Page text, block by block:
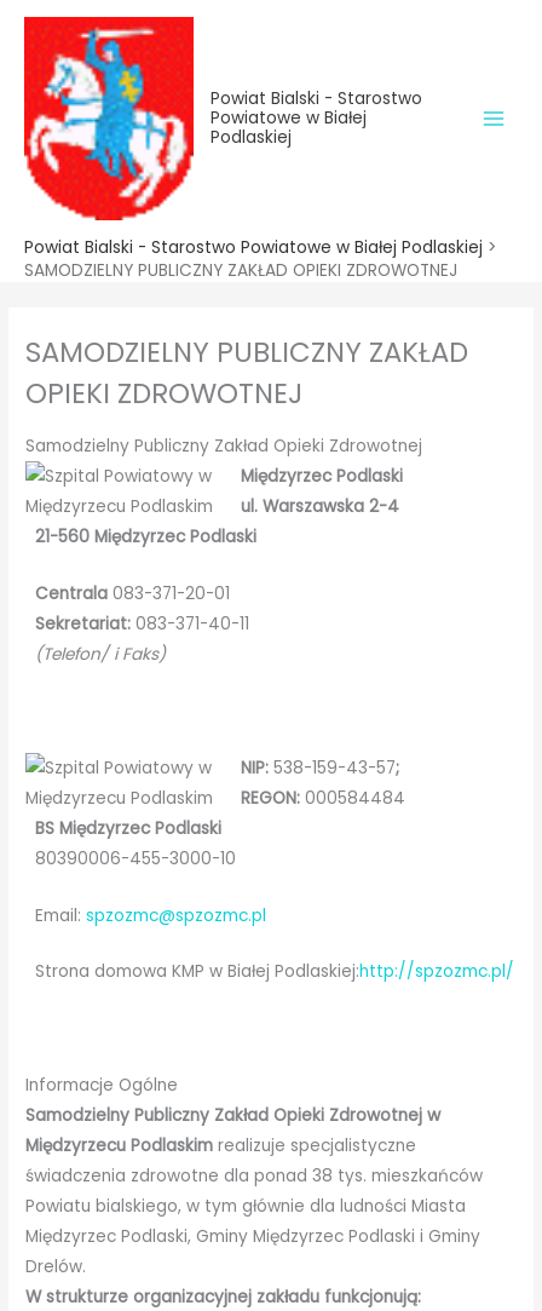
treści
Przejdź
treści
Powiat Bialski - Starostwo
Powiatowe w Białej
Podlaskiej
Powiat Bialski - Starostwo Powiatowe w Białej Podlaskiej >
SAMODZIELNY PUBLICZNY ZAKŁAD OPIEKI ZDROWOTNEJ
SAMODZIELNY PUBLICZNY ZAKŁAD
OPIEKI ZDROWOTNEJ
Samodzielny Publiczny Zakład Opieki Zdrowotnej
Międzyrzec Podlaski
ul. Warszawska 2-4
21-560 Międzyrzec Podlaski
Centrala083-371-20-01
Sekretariat:083-371-40-11
(Telefon/ i Faks)
NIP: 538-159-43-57;
REGON: 000584484
BS Międzyrzec Podlaski
80390006-455-3000-10
Email:spzozmc@spzozmc.pl
Strona domowa KMP w Białej Podlaskiej:http://spzozmc.pl/
Informacje Ogólne
Samodzielny Publiczny Zakład Opieki Zdrowotnej w
Międzyrzecu Podlaskim realizuje specjalistyczne
świadczenia zdrowotne dla ponad 38 tys. mieszkańców
Powiatu bialskiego, w tym głównie dla ludności Miasta
Międzyrzec Podlaski, Gminy Międzyrzec Podlaski i Gminy
Drelów.
W strukturze organizacyjnej zakładu funkcjonują: